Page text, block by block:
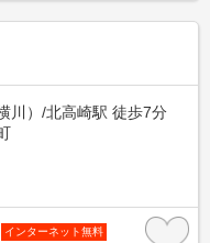
川）/北高崎駅 徒歩7分
インターネット無料